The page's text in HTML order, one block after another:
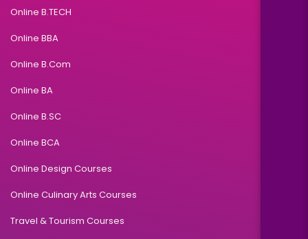
Online B.TECH
Online BBA
Online B.Com
Online BA
Online B.SC
Online BCA
Online Design Courses
Online Culinary Arts Courses
Travel & Tourism Courses